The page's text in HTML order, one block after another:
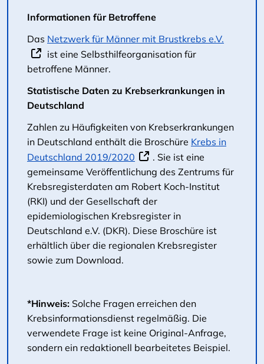
Informationen für Betroffene
Das Netzwerk für Männer mit Brustkrebs e.V.
ist eine Selbsthilfeorganisation für
betroffene Männer.
Statistische Daten zu Krebserkrankungen in
Deutschland
Zahlen zu Häufigkeiten von Krebserkrankungen
in Deutschland enthält die Broschüre Krebs in
Deutschland 2019/2020
. Sie ist eine
gemeinsame Veröffentlichung des Zentrums für
Krebsregisterdaten am Robert Koch-Institut
(RKI) und der Gesellschaft der
epidemiologischen Krebsregister in
Deutschland e.V. (DKR). Diese Broschüre ist
erhältlich über die regionalen Krebsregister
sowie zum Download.
*Hinweis: Solche Fragen erreichen den
Krebsinformationsdienst regelmäßig. Die
verwendete Frage ist keine Original-Anfrage,
sondern ein redaktionell bearbeitetes Beispiel.